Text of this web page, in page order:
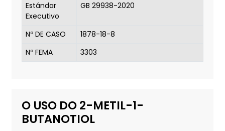
Estándar
Executivo
GB 29938-2020
Nº DE CASO
1878-18-8
Nº FEMA
3303
O USO DO 2-METIL-1-
BUTANOTIOL